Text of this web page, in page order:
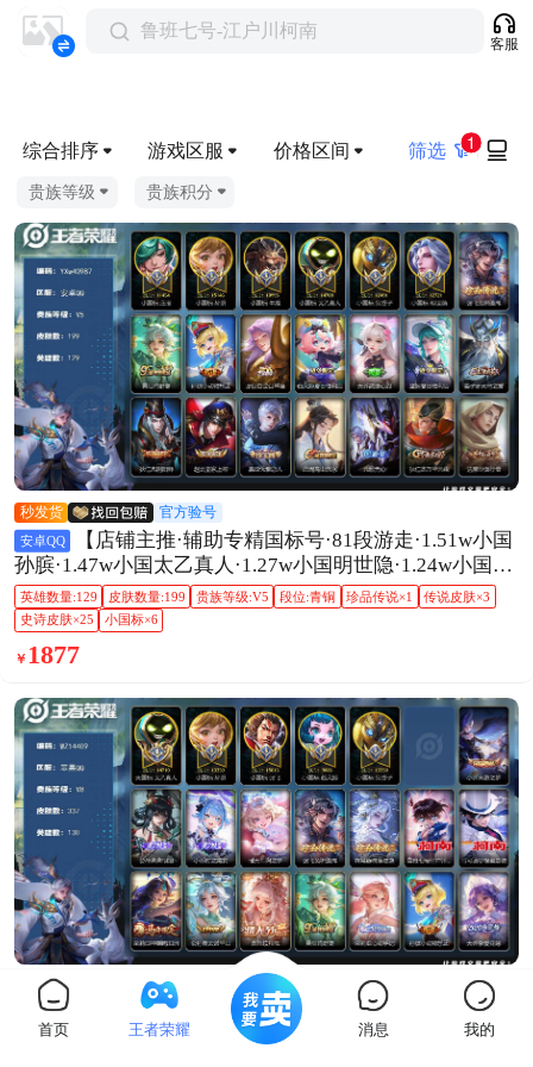
鲁班七号-江户川柯南
客服
综合排序 游戏区服 价格区间 筛选 1
贵族等级 贵族积分
秒发货 官方验号
安卓QQ
孙膑·1.47w小国太乙真人·1.27w小国明世隐·1.24w小国鬼
谷子·1.14w小国庄周·小国万战牛魔·1.55w金标张飞·1.2w
金标鲁班大
英雄数量:129 皮肤数量:199 贵族等级:V5 段位:青铜 珍品传说×1
传说皮肤×3
史诗皮肤×25
小国标×6
￥ 1877
秒发货 官方验号
苹果QQ
人，小国标张飞，小国标孙膑，小国标鬼谷子，小国标
首页 王者荣耀 消息 我的